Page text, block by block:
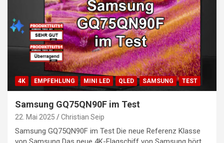
4K EMPFEHLUNG MINI LED QLED SAMSUNG TEST
Samsung GQ75QN90F im Test
22. Mai 2025 Christian Seip
Samsung GQ75QN90F im Test Die neue Referenz Klasse